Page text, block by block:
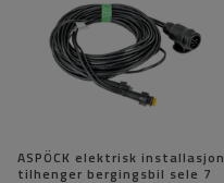
ASPÖCK elektrisk installasjon
tilhenger bergingsbil sele 7